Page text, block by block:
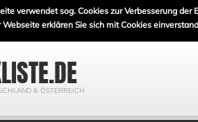
verwendet sog. Cookies zur Verbesserung
Webseite erklären Sie sich mit Cookies
& ÖSTERREICH